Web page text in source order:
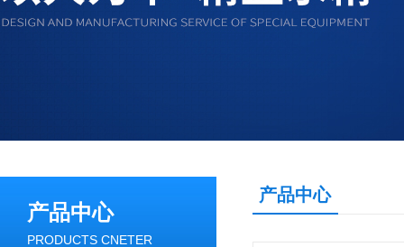
产品中心
PRODUCTS CNETER
产品中心